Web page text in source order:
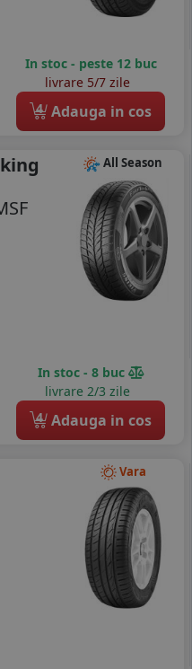
In stoc - peste 12 buc
livrare 5/7 zile
4 Adauga in cos
All Season
In stoc - 8 buc
livrare 2/3 zile
4 Adauga in cos
Vara